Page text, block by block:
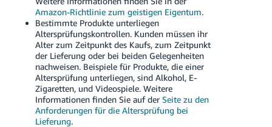
Amazon-Richtlinie zum geistigen Eigentum.
Bestimmte Produkte unterliegen
Altersprüfungskontrollen. Kunden müssen ihr
Alter zum Zeitpunkt des Kaufs, zum Zeitpunkt
der Lieferung oder bei beiden Gelegenheiten
nachweisen. Beispiele für Produkte, die einer
Altersprüfung unterliegen, sind Alkohol, E-
Zigaretten, und Videospiele. Weitere
Informationen finden Sie auf der Seite zu den
Anforderungen für die Altersprüfung bei
Lieferung.